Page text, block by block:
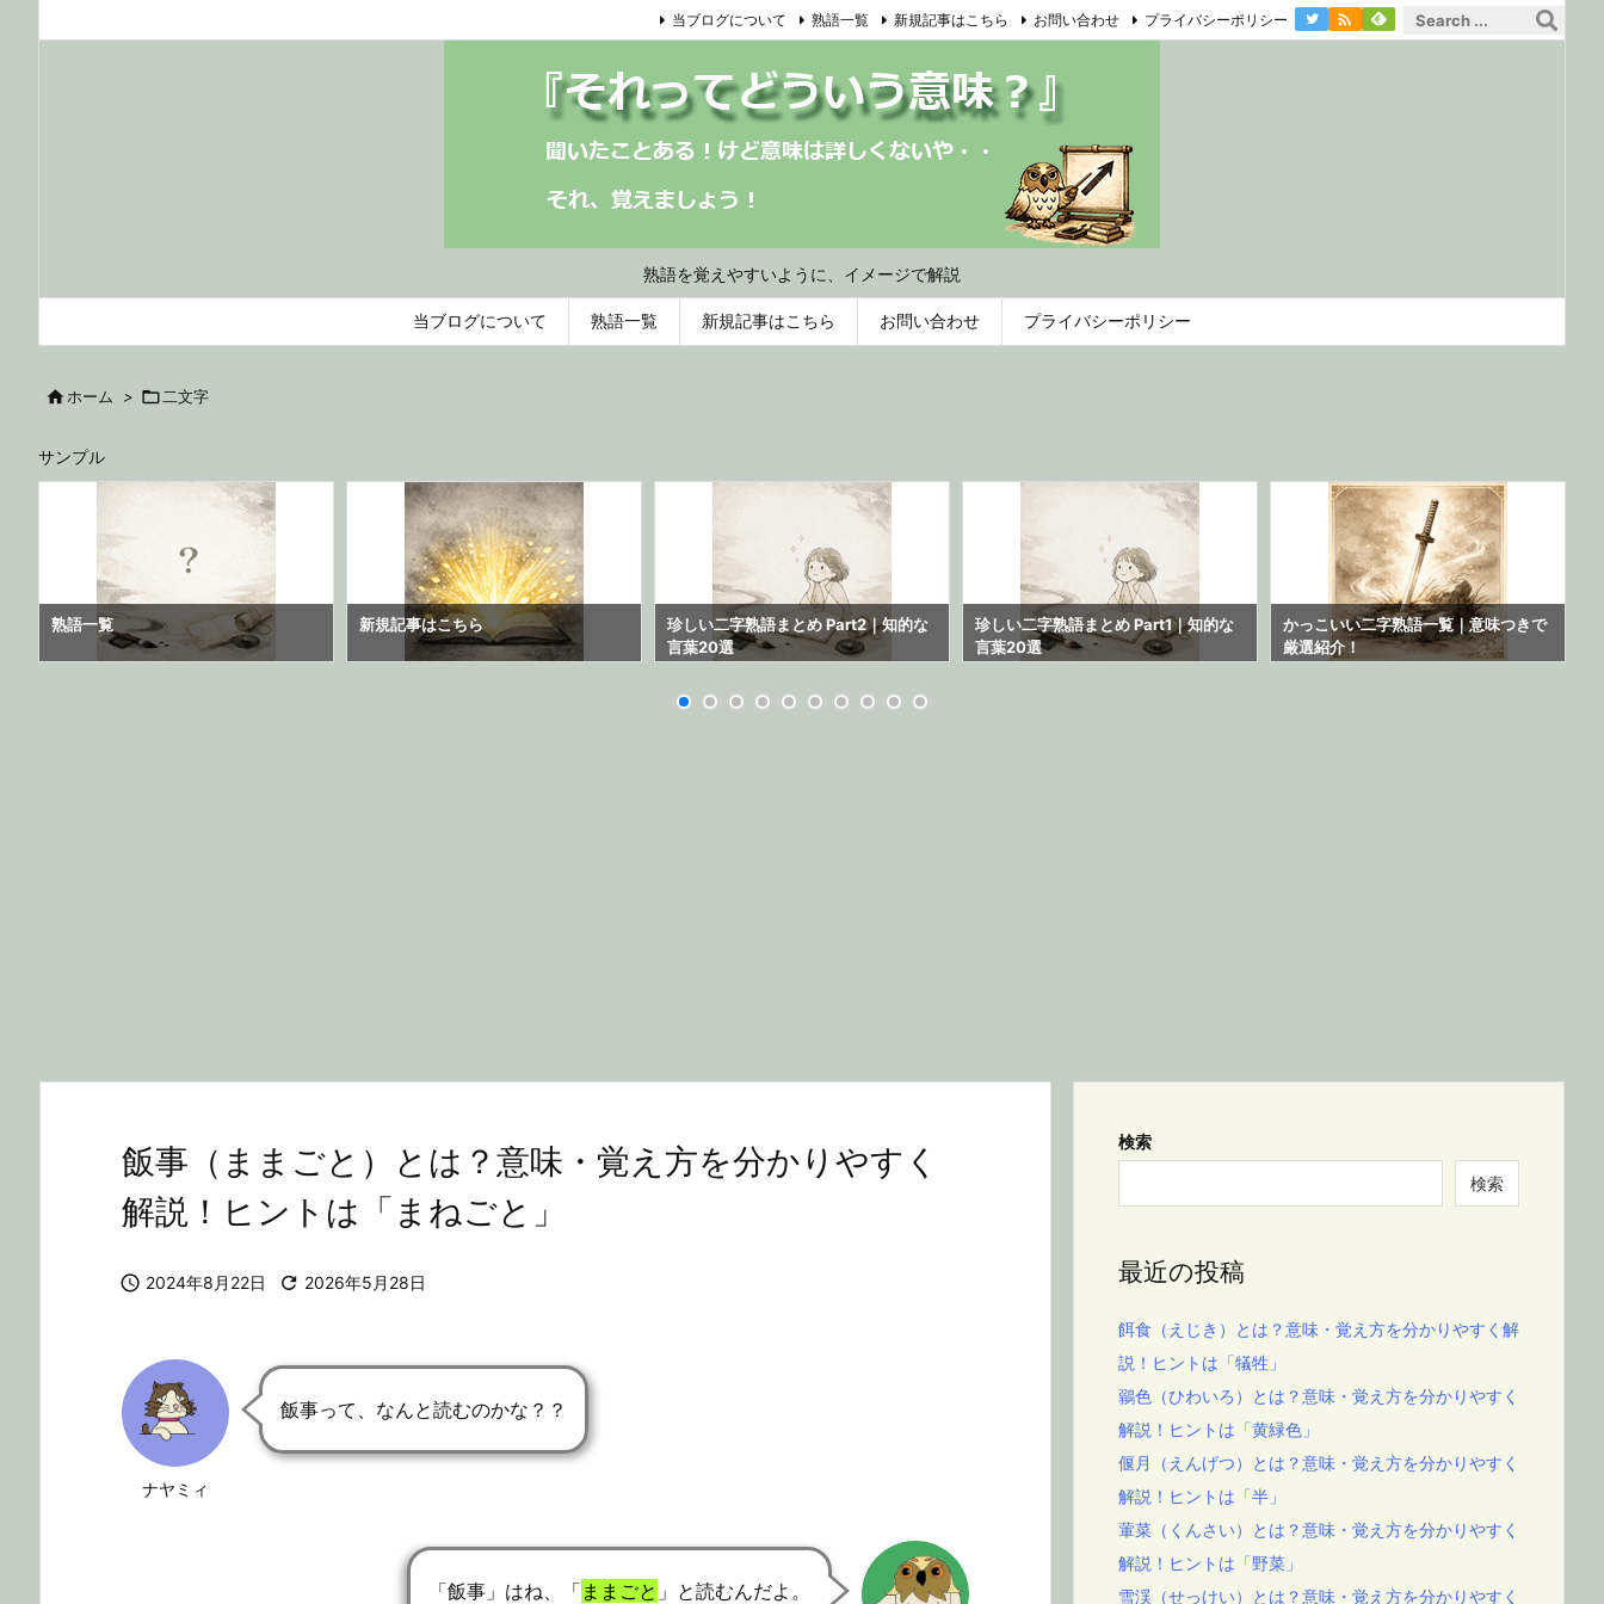
熟語を覚えやすいように、イメージで解説
当ブログについて 熟語一覧 新規記事はこちら お問い合わせ プライバシーポリシー
当ブログについて 熟語一覧 新規記事はこちら お問い合わせ プライバシーポリシー 
 ホーム >  二文字
サンプル
熟語一覧 新規記事はこちら
珍しい二字熟語まとめ Part2｜知的な
言葉20選
珍しい二字熟語まとめ Part1｜知的な
言葉20選
かっこいい二字熟語一覧｜意味つきで
厳選紹介！
飯事（ままごと）とは？意味・覚え方を分かりやすく
解説！ヒントは「まねごと」
 2024年8月22日  2026年5月28日
ナヤミィ
飯事って、なんと読むのかな？？
「飯事」はね、「 ままごと 」と読むんだよ。
検索
検索
最近の投稿
餌食（えじき）とは？意味・覚え方を分かりやすく解
説！ヒントは「犠牲」
鶸色（ひわいろ）とは？意味・覚え方を分かりやすく
解説！ヒントは「黄緑色」
偃月（えんげつ）とは？意味・覚え方を分かりやすく
解説！ヒントは「半」
葷菜（くんさい）とは？意味・覚え方を分かりやすく
解説！ヒントは「野菜」
雪渓（せっけい）とは？意味・覚え方を分かりやすく